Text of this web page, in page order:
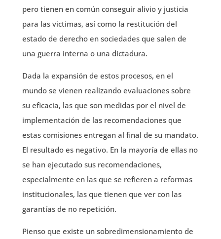
pero tienen en común conseguir alivio y justicia
para las victimas, así como la restitución del
estado de derecho en sociedades que salen de
una guerra interna o una dictadura.
Dada la expansión de estos procesos, en el
mundo se vienen realizando evaluaciones sobre
su eficacia, las que son medidas por el nivel de
implementación de las recomendaciones que
estas comisiones entregan al final de su mandato.
El resultado es negativo. En la mayoría de ellas no
se han ejecutado sus recomendaciones,
especialmente en las que se refieren a reformas
institucionales, las que tienen que ver con las
garantías de no repetición.
Pienso que existe un sobredimensionamiento de